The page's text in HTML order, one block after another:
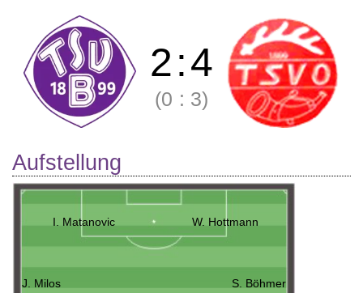
2:4
(0 : 3)
Aufstellung
I. Matanovic W. Hottmann
J. Milos
S. Böhmer